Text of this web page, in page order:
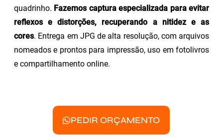
quadrinho. Fazemos captura especializada para evitar
reflexos e distorções, recuperando a nitidez e as
cores. Entrega em JPG de alta resolução, com arquivos
nomeados e prontos para impressão, uso em fotolivros
e compartilhamento online.
PEDIR ORÇAMENTO